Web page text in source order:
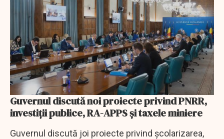
Guvernul discută noi proiecte privind PNRR,
investiții publice, RA-APPS și taxele miniere
Guvernul discută joi proiecte privind școlarizarea,